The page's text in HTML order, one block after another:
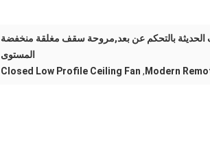
بالتحكم عن بعد,مروحة سقف مغلقة منخفضة
المستوى
Modern
,
Closed Low Profile Ceiling Fan